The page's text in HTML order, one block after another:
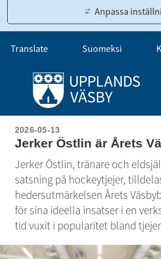
Anpassa
Gå till innehåll
Translate Suomeksi
2026-05-13
Jerker Östlin är Årets
Jerker Östlin, tränare och
satsning på hockeytjejer,
hedersutmärkelsen Årets
för sina ideella insatser i en
tid vuxit i popularitet bland tjejer